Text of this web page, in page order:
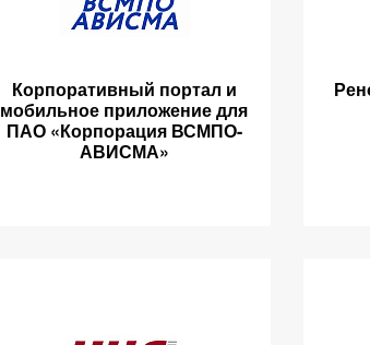
Корпоративный портал и
мобильное приложение для
ПАО «Корпорация ВСМПО-
АВИСМА»